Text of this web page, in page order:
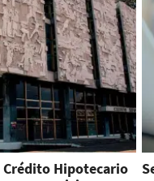
Crédito Hipotecario